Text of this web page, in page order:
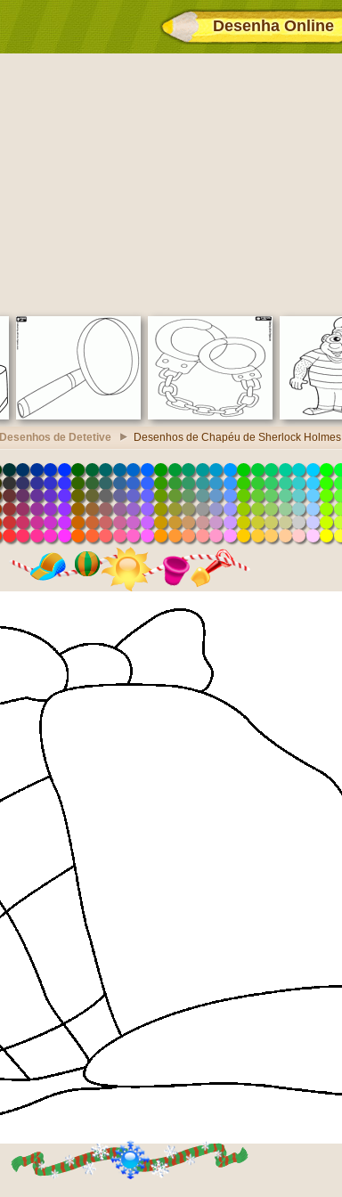
Desenha Online
Desenhos de Detetive Desenhos de Chapéu de Sherlock Holmes